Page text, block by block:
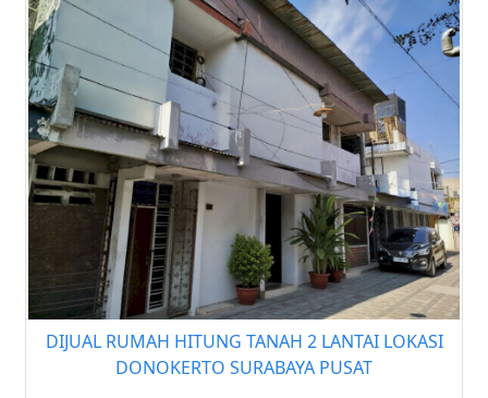
DIJUAL RUMAH HITUNG TANAH 2 LANTAI LOKASI
DONOKERTO SURABAYA PUSAT